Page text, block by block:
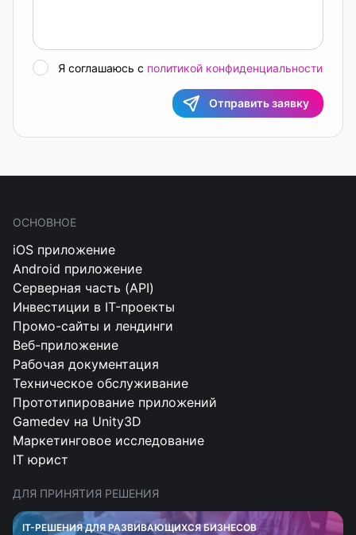
Я соглашаюсь с политикой конфиденциальности
Отправить заявку
ОСНОВНОЕ
iOS приложение
Android приложение
Серверная часть (API)
Инвестиции в IT-проекты
Промо-сайты и лендинги
Веб-приложение
Рабочая документация
Техническое обслуживание
Прототипирование приложений
Gamedev на Unity3D
Маркетинговое исследование
IT юрист
ДЛЯ ПРИНЯТИЯ РЕШЕНИЯ
IT-РЕШЕНИЯ ДЛЯ РАЗВИВАЮЩИХСЯ БИЗНЕСОВ